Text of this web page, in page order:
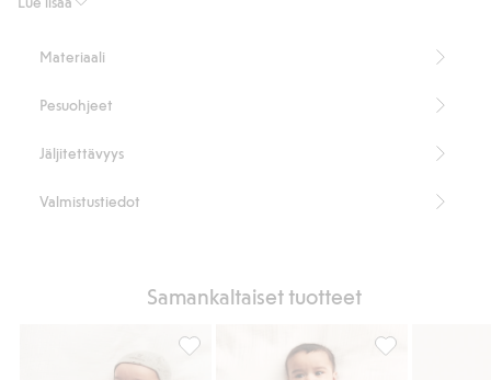
Materiaali
Pesuohjeet
Jäljitettävyys
Valmistustiedot
Samankaltaiset tuotteet
Ribatut villalegginsit, Lisää suosikkeihin